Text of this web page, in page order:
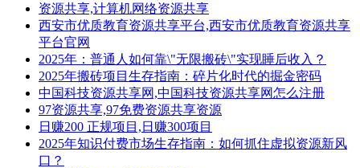
资源共享,计算机网络资源共享
西安市优质教育资源共享平台,西安市优质教育资源共享
平台官网
2025年：普通人如何靠\"无限搬砖\"实现睡后收入？
2025年搬砖项目生存指南：碎片化时代的掘金密码
中国科技资源共享网,中国科技资源共享网怎么注册
97资源共享,97免费资源共享资源
日赚200 正规项目,日赚300项目
2025年知识付费市场生存指南：如何抓住虚拟资源新风
口？